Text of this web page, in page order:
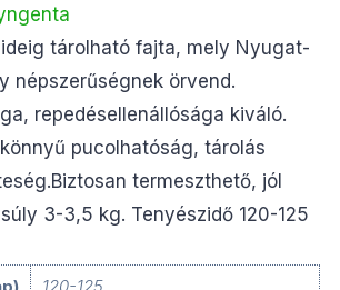
tárolható fajta, mely Nyugat-
népszerűségnek örvend.
repedésellenállósága kiváló.
pucolhatóság, tárolás
termeszthető, jól
3-3,5 kg. Tenyészidő 120-125